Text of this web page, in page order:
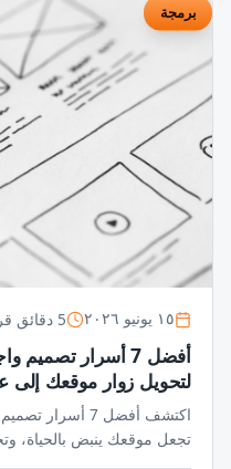
برمجة
١٥ يونيو ٢٠٢٦ 5 دقائق قراءة
أفضل 7 أسرار
لتحويل زوار موقعك إلى
اكتشف أفضل 7
تجعل موقعك ينبض بالحياة،
واحترافية لا تُضاهى في عالم